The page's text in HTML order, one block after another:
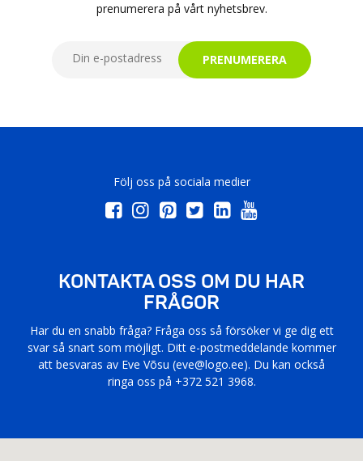
prenumerera på vårt nyhetsbrev.
PRENUMERERA
Följ oss på sociala medier
KONTAKTA OSS OM DU HAR
FRÅGOR
Har du en snabb fråga? Fråga oss så försöker vi ge dig ett
svar så snart som möjligt. Ditt e-postmeddelande kommer
att besvaras av Eve Võsu (eve@logo.ee). Du kan också
ringa oss på +372 521 3968.